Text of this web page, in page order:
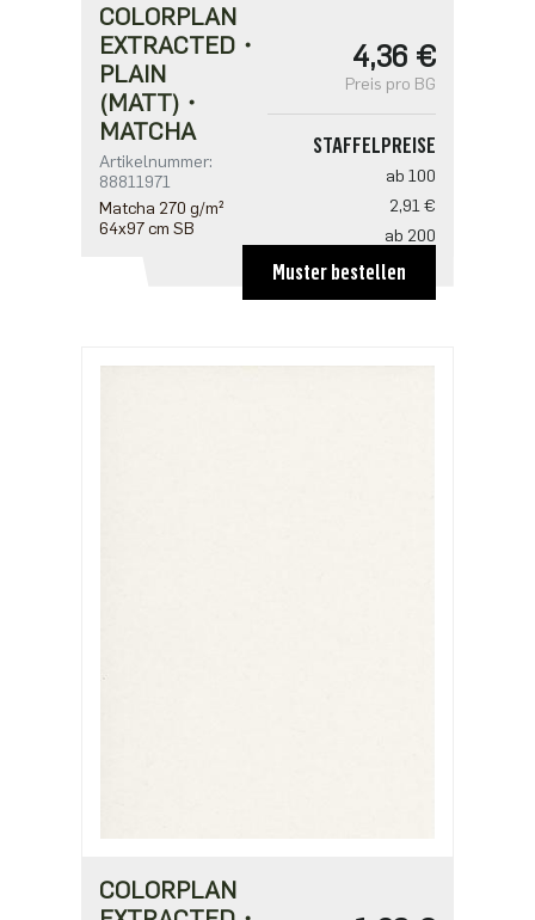
COLORPLAN
EXTRACTED・
PLAIN
(MATT)・
MATCHA
Artikelnummer:
88811971
Matcha 270 g/m²
64x97 cm SB
4,36 €
Preis pro BG
STAFFELPREISE
ab 100
2,91 €
ab 200
2,81 €
ab 500
Muster bestellen
COLORPLAN